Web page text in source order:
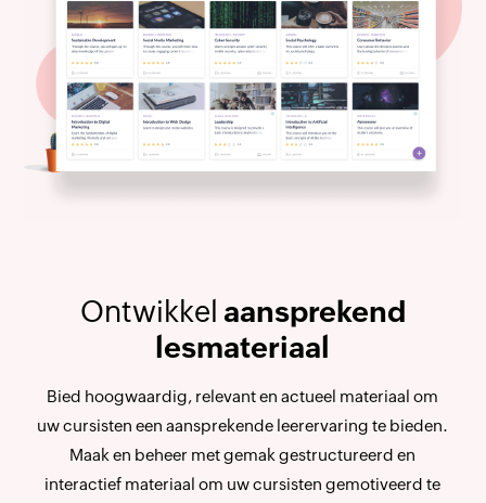
Ontwikkel aansprekend
lesmateriaal
Bied hoogwaardig, relevant en actueel materiaal om
uw cursisten een aansprekende leerervaring te bieden.
Maak en beheer met gemak gestructureerd en
interactief materiaal om uw cursisten gemotiveerd te